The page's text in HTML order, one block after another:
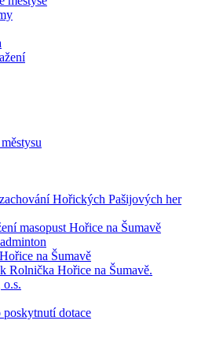
Hořických Pašijových her
masopust Hořice na Šumavě
na Šumavě
Rolnička Hořice na Šumavě.
dotace